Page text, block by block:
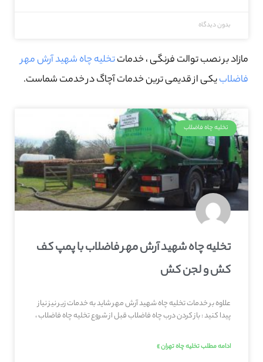
بدون دیدگاه
مازاد بر نصب توالت فرنگی ، خدماتتخلیه چاه شهيد آرش مهر
فاضلابیکی از قدیمی ترین خدمات آچاگ در خدمت شماست.
تخلیه چاه فاضلاب
تخلیه چاه شهيد آرش مهر فاضلاب با پمپ کف
کش و لجن کش
علاوه بر خدمات تخلیه چاه شهيد آرش مهر شاید به خدمات زیر نیز نیاز
پیدا کنید : باز کردن درب چاه فاضلاب قبل از شروع تخلیه چاه فاضلاب ،
ادامه مطلب تخلیه چاه تهران »